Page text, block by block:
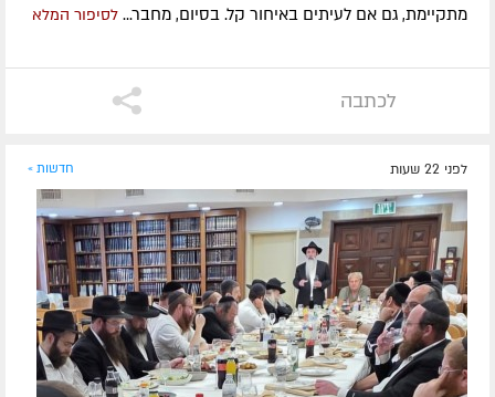
מתקיימת, גם אם לעיתים באיחור קל. בסיום, מחבר... לסיפור המלא
לכתבה
לפני 22 שעות חדשות »